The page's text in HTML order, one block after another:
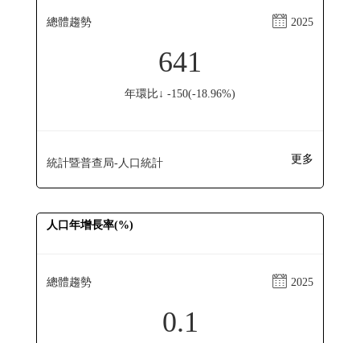
總體趨勢 2025
641
年環比↓ -150(-18.96%)
統計暨普查局-人口統計 更多
人口年增長率(%)
總體趨勢 2025
0.1